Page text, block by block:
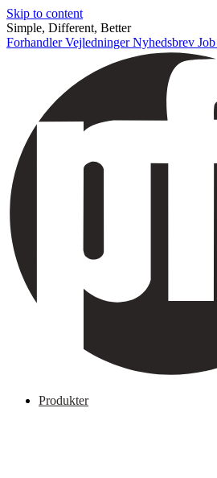
Skip to content
Simple, Different, Better
ForhandlerVejledningerNyhedsbrev Job
Produkter